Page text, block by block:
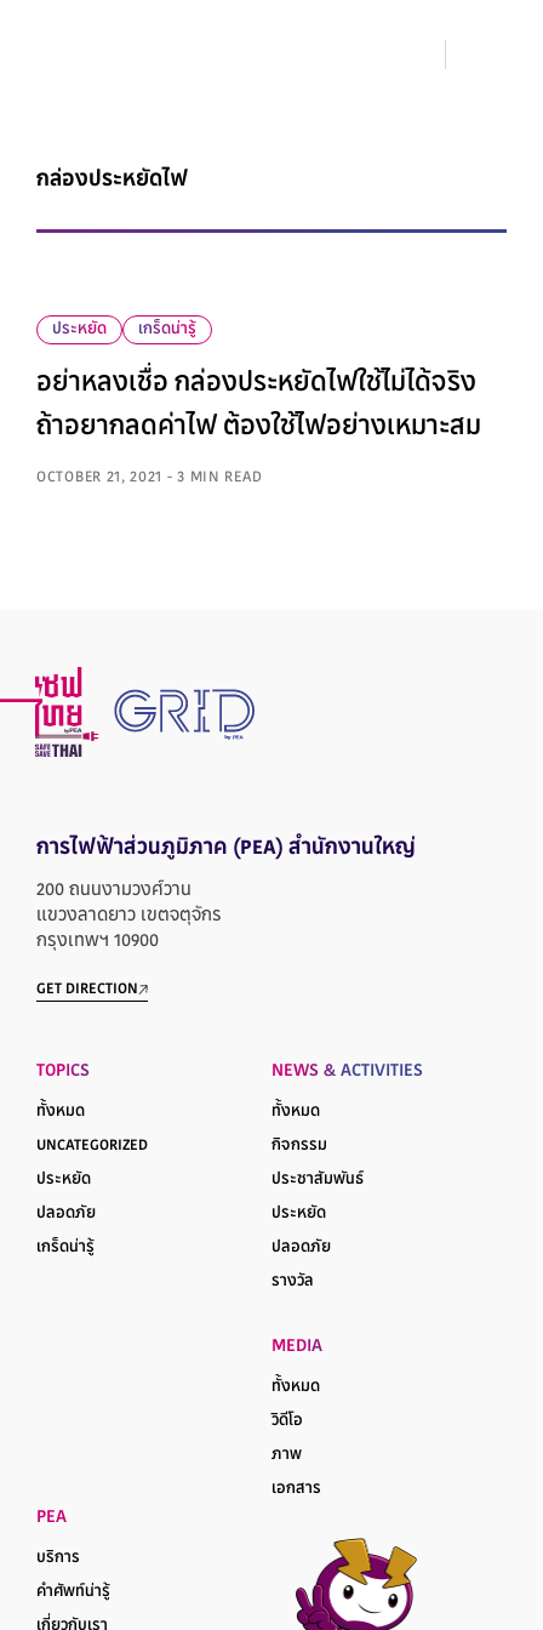
กล่องประหยัดไฟ
ประหยัด เกร็ดน่ารู้
อย่าหลงเชื่อ กล่องประหยัดไฟใช้ไม่ได้จริง
ถ้าอยากลดค่าไฟ ต้องใช้ไฟอย่างเหมาะสม
OCTOBER 21, 2021 - 3 MIN READ
การไฟฟ้าส่วนภูมิภาค (PEA) สำนักงานใหญ่
200 ถนนงามวงศ์วาน
แขวงลาดยาว เขตจตุจักร
กรุงเทพฯ 10900
GET DIRECTION
TOPICS
ทั้งหมด
UNCATEGORIZED
ประหยัด
ปลอดภัย
เกร็ดน่ารู้
NEWS & ACTIVITIES
ทั้งหมด
กิจกรรม
ประชาสัมพันธ์
ประหยัด
ปลอดภัย
รางวัล
MEDIA
ทั้งหมด
วิดีโอ
ภาพ
เอกสาร
PEA
บริการ
คำศัพท์น่ารู้
เกี่ยวกับเรา